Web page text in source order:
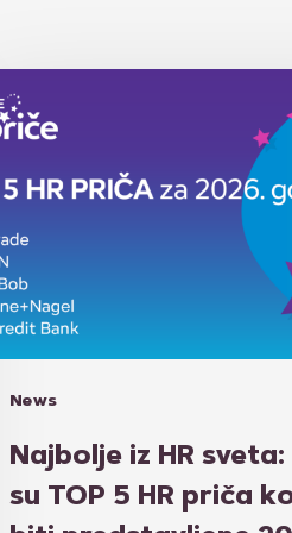
News
Najbolje iz HR sveta:
su TOP 5 HR priča